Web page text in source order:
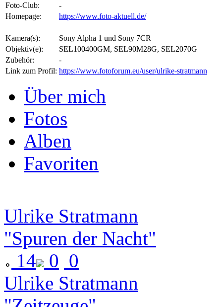
Foto-Club:
-
Homepage:
https://www.foto-aktuell.de/
Kamera(s):
Sony Alpha 1 und Sony 7CR
Objektiv(e):
SEL100400GM, SEL90M28G, SEL2070G
Zubehör:
-
Link zum Profil: https://www.fotoforum.eu/user/ulrike-stratmann
Über mich
Fotos
Alben
Favoriten
Ulrike Stratmann
"Spuren der Nacht"
14
0 0
Ulrike Stratmann